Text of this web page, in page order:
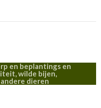
en beplantings en
wilde bijen,
dieren